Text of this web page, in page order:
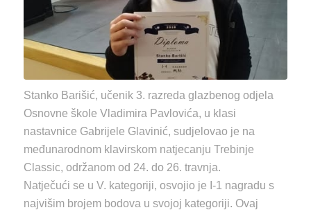
Stanko Barišić, učenik 3. razreda glazbenog odjela
Osnovne škole Vladimira Pavlovića, u klasi
nastavnice Gabrijele Glavinić, sudjelovao je na
međunarodnom klavirskom natjecanju Trebinje
Classic, održanom od 24. do 26. travnja.
Natječući se u V. kategoriji, osvojio je I-1 nagradu s
najvišim brojem bodova u svojoj kategoriji. Ovaj